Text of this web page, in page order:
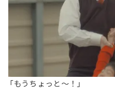
「もうちょっと～！」